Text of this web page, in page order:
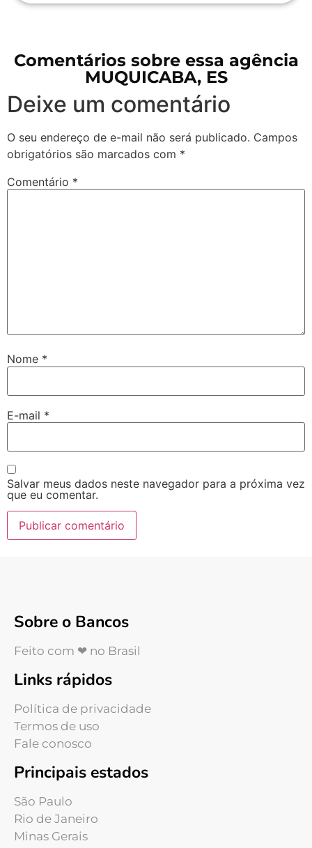
Comentários sobre essa agência
MUQUICABA, ES
Deixe um comentário
O seu endereço de e-mail não será publicado. Campos
obrigatórios são marcados com *
Comentário *
Nome *
E-mail *
Salvar meus dados neste navegador para a próxima vez
que eu comentar.
Sobre o Bancos
Feito com ❤ no Brasil
Links rápidos
Política de privacidade
Termos de uso
Fale conosco
Principais estados
São Paulo
Rio de Janeiro
Minas Gerais